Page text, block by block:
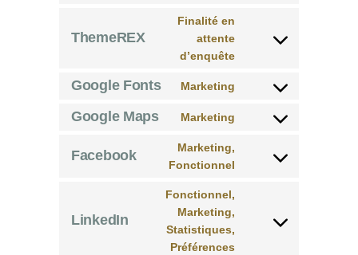
google-
ThemeREX
Finalité en
attente
d’enquête
Consent
service
Google Fonts Marketing
Consent
Google Maps Marketing
Consent
service
Facebook
Marketing,
Fonctionnel
Consent
facebook
LinkedIn
Fonctionnel,
Marketing,
Statistiques,
Préférences
Consent